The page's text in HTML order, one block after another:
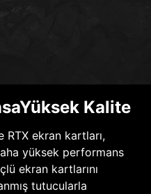
Kalite
RTX ekran kartları,
yüksek performans
ekran kartlarını
tutucularla